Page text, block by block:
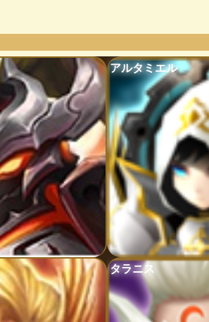
アルタミエル
タラニス